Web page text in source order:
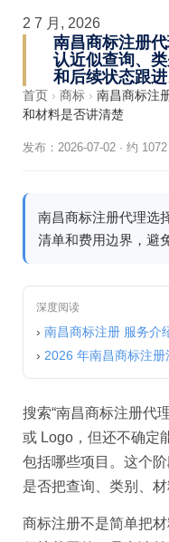
2 7 月, 2026
南昌商标注册
认近似查询、
和后续状态跟进
首页 › 商标 › 南昌商标注
和材料是否讲清楚
发布：2026-07-02 · 约
南昌商标注册代理选
清单和费用边界，避
深度阅读
› 南昌商标注册 服务介
› 2026 年南昌商标注
搜索“南昌商标注册代
或 Logo，但还不确定
包括哪些项目。这个
是否把查询、类别、
商标注册不是简单把